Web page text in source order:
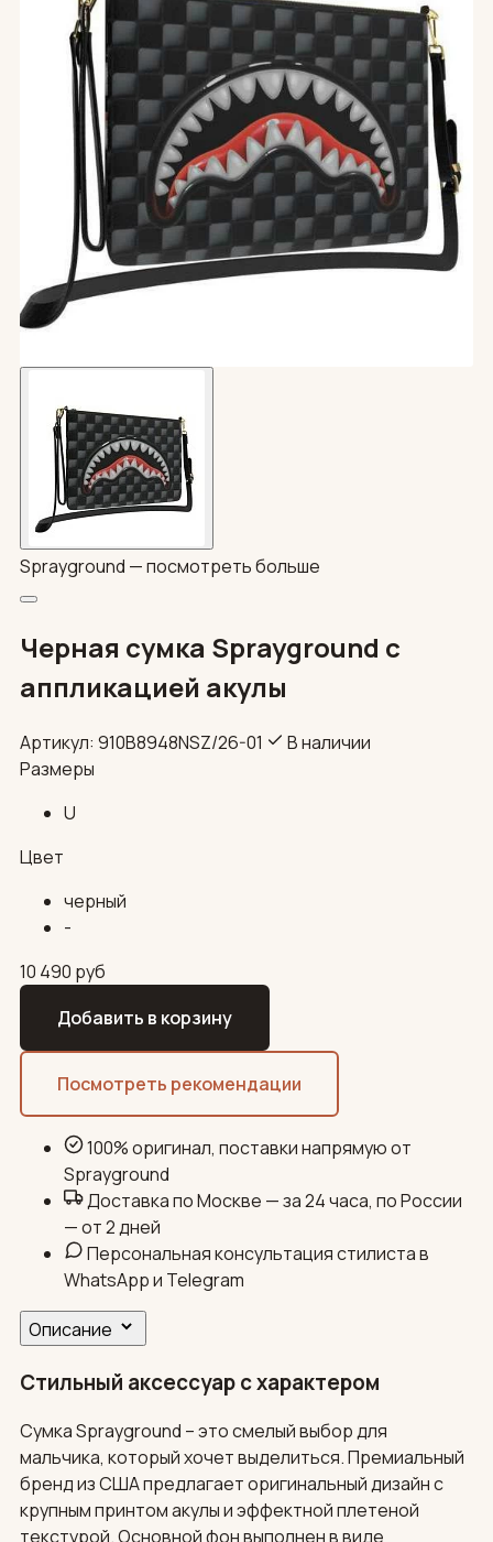
Sprayground —посмотреть больше
Черная сумка Sprayground с
аппликацией акулы
Артикул: 910B8948NSZ/26-01
В наличии
Размеры
U
Цвет
черный
-
10 490 руб
Добавить в корзину
Посмотреть рекомендации
100% оригинал, поставки напрямую от
Sprayground
Доставка по Москве — за 24 часа, по России
— от 2 дней
Персональная консультация стилиста в
WhatsApp и Telegram
Описание
Стильный аксессуар с характером
Сумка Sprayground – это смелый выбор для
мальчика, который хочет выделиться. Премиальный
бренд из США предлагает оригинальный дизайн с
крупным принтом акулы и эффектной плетеной
текстурой. Основной фон выполнен в виде